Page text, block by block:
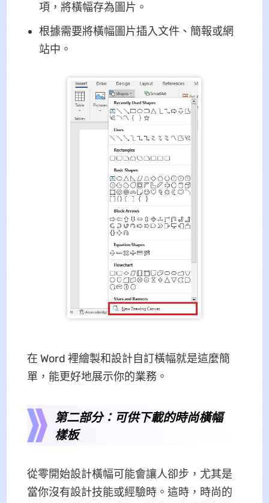
項，將橫幅存為圖片。
根據需要將橫幅圖片插入文件、簡報或網
站中。
在 Word 裡繪製和設計自訂橫幅就是這麼簡
單，能更好地展示你的業務。
第二部分：可供下載的時尚橫幅
樣板
從零開始設計橫幅可能會讓人卻步，尤其是
當你沒有設計技能或經驗時。這時，時尚的